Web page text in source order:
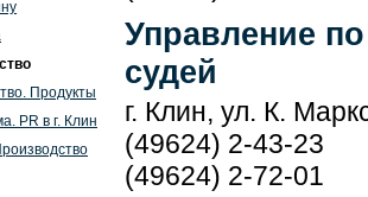
Продукты
PR в г. Клин
Управление
судей
г. Клин, ул. К.
(49624) 2-43-23
(49624) 2-72-01